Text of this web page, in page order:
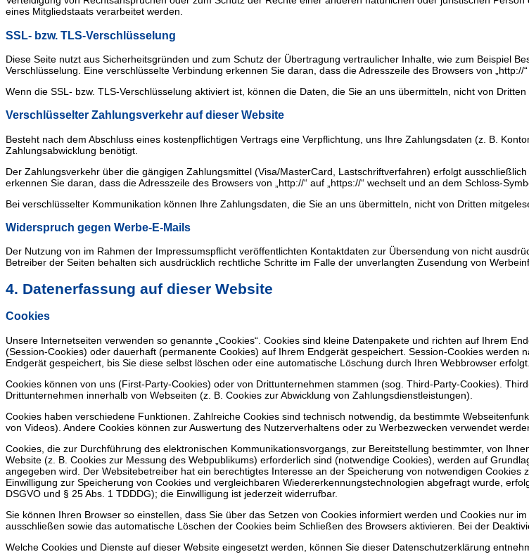
eines Mitgliedstaats verarbeitet werden.
SSL- bzw. TLS-Verschlüsselung
Diese Seite nutzt aus Sicherheitsgründen und zum Schutz der Übertragung vertraulicher Inhalte, wie zum Beispiel
Verschlüsselung. Eine verschlüsselte Verbindung erkennen Sie daran, dass die Adresszeile des Browsers von
Wenn die SSL- bzw. TLS-Verschlüsselung aktiviert ist, können die Daten, die Sie an uns übermitteln, nicht von Dritten
Verschlüsselter Zahlungsverkehr auf dieser Website
Besteht nach dem Abschluss eines kostenpflichtigen Vertrags eine Verpflichtung, uns Ihre Zahlungsdaten (z. B.
Zahlungsabwicklung benötigt.
Der Zahlungsverkehr über die gängigen Zahlungsmittel (Visa/MasterCard, Lastschriftverfahren) erfolgt
erkennen Sie daran, dass die Adresszeile des Browsers von „http://“ auf „https://“ wechselt und an dem Schloss-
Bei verschlüsselter Kommunikation können Ihre Zahlungsdaten, die Sie an uns übermitteln, nicht von Dritten
Widerspruch gegen Werbe-E-Mails
Der Nutzung von im Rahmen der Impressumspflicht veröffentlichten Kontaktdaten zur Übersendung von nicht
Betreiber der Seiten behalten sich ausdrücklich rechtliche Schritte im Falle der unverlangten Zusendung von
4. Datenerfassung auf dieser Website
Cookies
Unsere Internetseiten verwenden so genannte „Cookies“. Cookies sind kleine Datenpakete und richten auf Ihrem
(Session-Cookies) oder dauerhaft (permanente Cookies) auf Ihrem Endgerät gespeichert. Session-Cookies
Endgerät gespeichert, bis Sie diese selbst löschen oder eine automatische Löschung durch Ihren Webbrowser erfolgt.
Cookies können von uns (First-Party-Cookies) oder von Drittunternehmen stammen (sog. Third-Party-Cookies).
Drittunternehmen innerhalb von Webseiten (z. B. Cookies zur Abwicklung von Zahlungsdienstleistungen).
Cookies haben verschiedene Funktionen. Zahlreiche Cookies sind technisch notwendig, da bestimmte
von Videos). Andere Cookies können zur Auswertung des Nutzerverhaltens oder zu Werbezwecken verwendet
Cookies, die zur Durchführung des elektronischen Kommunikationsvorgangs, zur Bereitstellung bestimmter, von
Website (z. B. Cookies zur Messung des Webpublikums) erforderlich sind (notwendige Cookies), werden auf
angegeben wird. Der Websitebetreiber hat ein berechtigtes Interesse an der Speicherung von notwendigen
Einwilligung zur Speicherung von Cookies und vergleichbaren Wiedererkennungstechnologien abgefragt wurde,
DSGVO und § 25 Abs. 1 TDDDG); die Einwilligung ist jederzeit widerrufbar.
Sie können Ihren Browser so einstellen, dass Sie über das Setzen von Cookies informiert werden und Cookies nur
ausschließen sowie das automatische Löschen der Cookies beim Schließen des Browsers aktivieren. Bei der
Welche Cookies und Dienste auf dieser Website eingesetzt werden, können Sie dieser Datenschutzerklärung